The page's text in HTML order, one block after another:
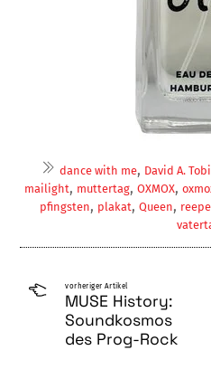
dance with me, David A.
mailight, muttertag, OXMOX,
pfingsten, plakat, Queen,
vorheriger Artikel
MUSE History:
Soundkosmos
des Prog-Rock